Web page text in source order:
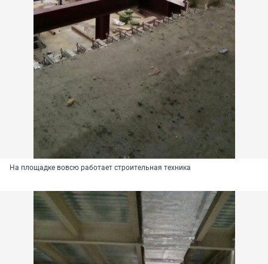
На площадке вовсю работает строительная техника